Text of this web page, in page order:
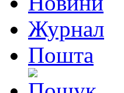
Журнал
Пошта